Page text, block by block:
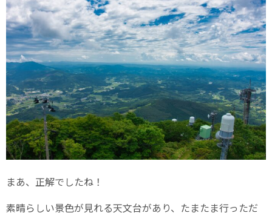
まあ、正解でしたね！
素晴らしい景色が見れる天文台があり、たまたま行っただ